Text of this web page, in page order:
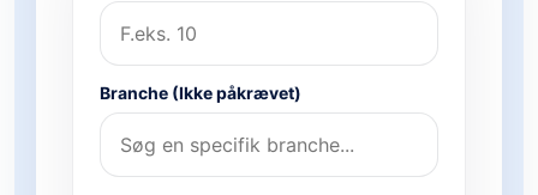
Branche (Ikke påkrævet)